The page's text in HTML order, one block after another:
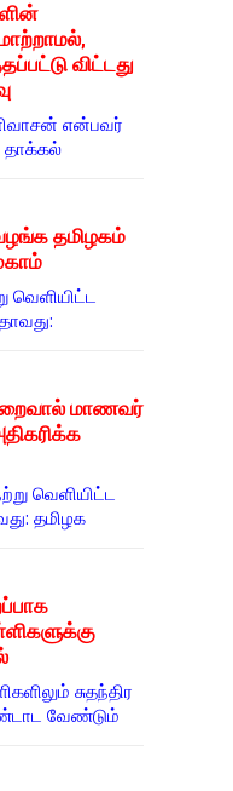
விட்டது
என்பவர்
தமிழகம்
வெளியிட்ட
மாணவர்
வெளியிட்ட
தமிழக
சுதந்திர
வேண்டும்